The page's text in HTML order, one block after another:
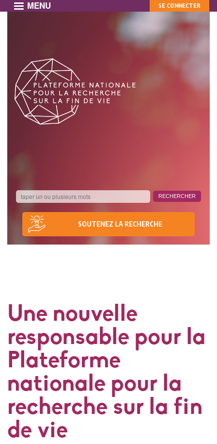
principal
MENU
SOUTENEZ LA RECHERCHE
MON
COMPTE
SE CONNECTER
Une nouvelle
responsable pour la
Plateforme
nationale pour la
recherche sur la fin
de vie